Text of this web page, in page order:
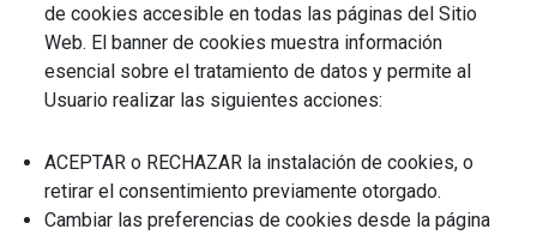
de cookies accesible en todas las páginas del Sitio
Web. El banner de cookies muestra información
esencial sobre el tratamiento de datos y permite al
Usuario realizar las siguientes acciones:
ACEPTAR o RECHAZAR la instalación de cookies, o
retirar el consentimiento previamente otorgado.
Cambiar las preferencias de cookies desde la página